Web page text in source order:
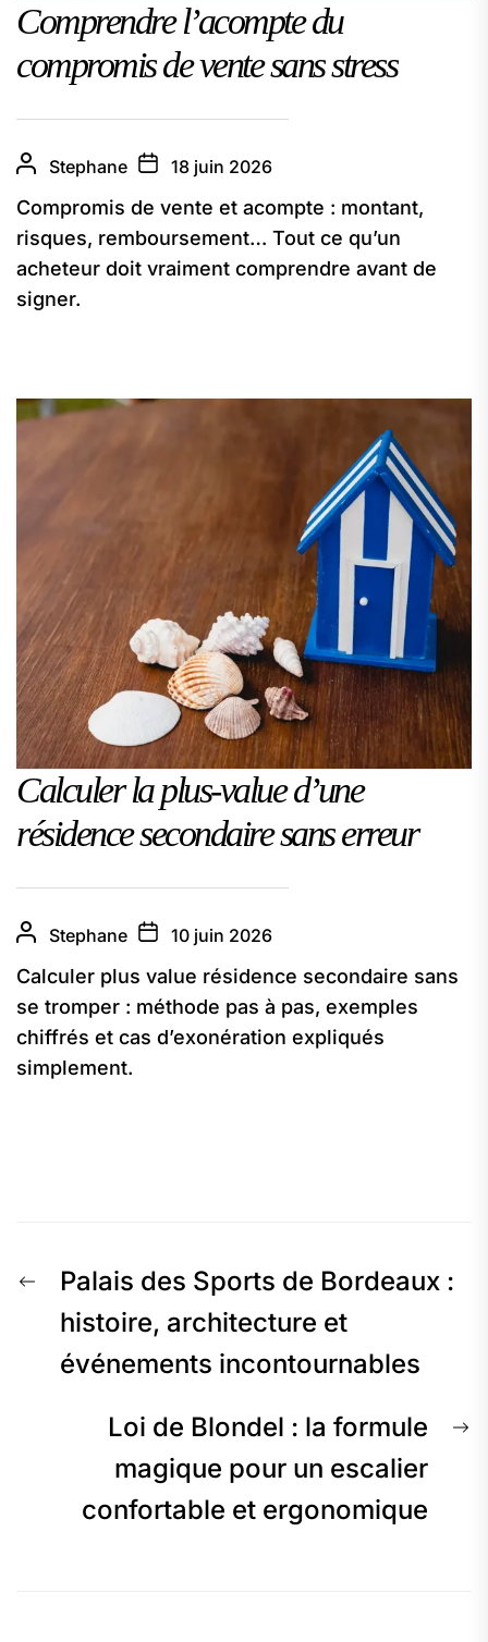
Comprendre l’acompte du
compromis de vente sans stress
Stephane 18 juin 2026
Compromis de vente et acompte : montant,
risques, remboursement… Tout ce qu’un
acheteur doit vraiment comprendre avant de
signer.
Calculer la plus‑value d’une
résidence secondaire sans erreur
Stephane 10 juin 2026
Calculer plus value résidence secondaire sans
se tromper : méthode pas à pas, exemples
chiffrés et cas d’exonération expliqués
simplement.
Navigation
de
l’article
Previous
post:
Palais des Sports de Bordeaux :
histoire, architecture et
événements incontournables
Loi de Blondel : la formule
magique pour un escalier
confortable et ergonomique